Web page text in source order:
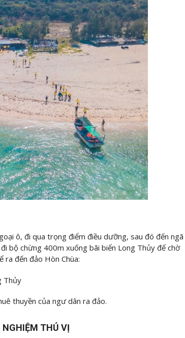
ô, đi qua trọng điểm điều dưỡng, sau đó đến ngã
bộ chừng 400m xuống bãi biển Long Thủy để chờ
ra đến đảo Hòn Chùa:
Thủy
thuyền của ngư dân ra đảo.
NGHIỆM THÚ VỊ